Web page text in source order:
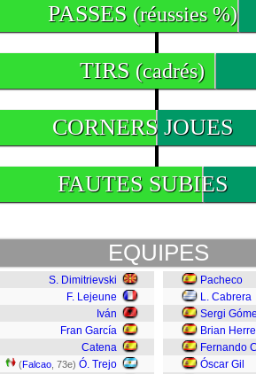
PASSES (réussies %)
TIRS (cadrés)
CORNERS JOUES
FAUTES SUBIES
EQUIPES
S. Dimitrievski
F. Lejeune
Iván
Fran García
Catena
(Falcao , 73e) Ó. Trejo
Pacheco
L. Cabrera
Sergi
Brian
Fernando
Óscar Gil